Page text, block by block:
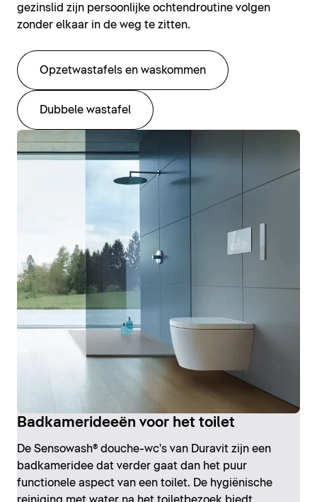
gezinslid zijn persoonlijke ochtendroutine volgen
zonder elkaar in de weg te zitten.
Opzetwastafels en waskommen
Dubbele wastafel
Badkamerideeën voor het toilet
De Sensowash® douche-wc's van Duravit zijn een
badkameridee dat verder gaat dan het puur
functionele aspect van een toilet. De hygiënische
reiniging met water na het toiletbezoek biedt